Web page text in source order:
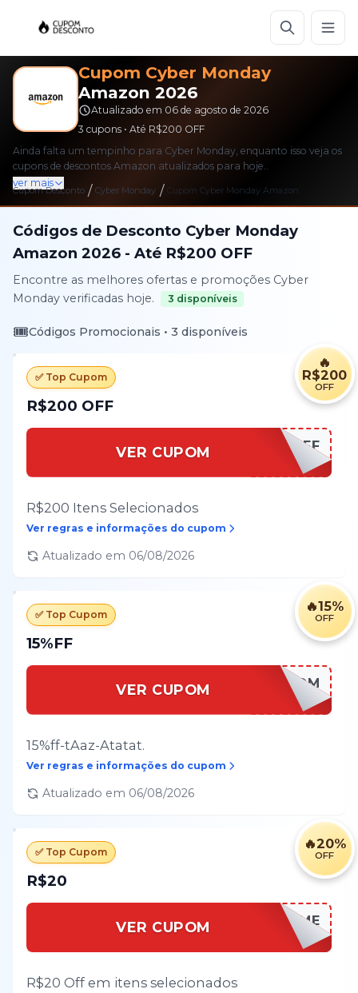
Cupom Cyber Monday
Amazon 2026
Atualizado em 06 de agosto de 2026
3 cupons • Até R$200 OFF
Ainda falta um tempinho para Cyber Monday, enquanto isso veja os
cupons de descontos Amazon atualizados para hoje..
ver mais
Cupom Desconto / Cyber Monday / Cupom Cyber Monday Amazon
Códigos de Desconto Cyber Monday
Amazon 2026 - Até R$200 OFF
Encontre as melhores ofertas e promoções Cyber
Monday verificadas hoje. 3 disponíveis
🎟️Códigos Promocionais •3 disponíveis
🔥
R$200
OFF
✅ Top Cupom
R$200 OFF
VER CUPOMAMAZON500OFF
R$200 Itens Selecionados
Ver regras e informações do cupom
Atualizado em 06/08/2026
🔥15%
OFF
✅ Top Cupom
15%FF
VER CUPOM
[CUPOM
INSERIDO]
15%ff-tAaz-Atatat.
Ver regras e informações do cupom
Atualizado em 06/08/2026
🔥20%
OFF
✅ Top Cupom
R$20
VER CUPOM OLAPRIME
R$20 Off em itens selecionados